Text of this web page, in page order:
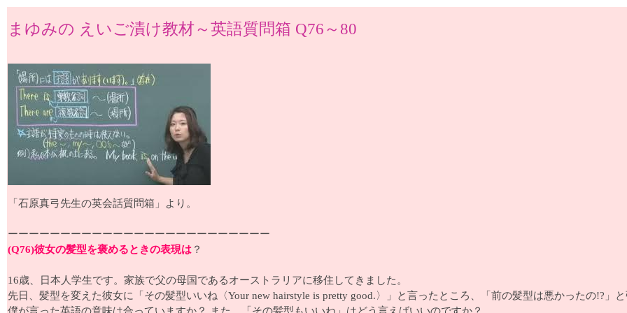
まゆみの えいご漬け教材～英語質問箱 Q76～80
「石原真弓先生の英会話質問箱」より。
ーーーーーーーーーーーーーーーーーーーーーーーーー
(Q76)彼女の髪型を褒めるときの表現は ？
16歳、日本人学生です。家族で父の母国であるオーストラリアに移住してきました。
先日、髪型を変えた彼女に「その髪型いいね〈Your new hairstyle is pretty good.〉」と言ったところ、「前の髪型は悪かったの!?」と